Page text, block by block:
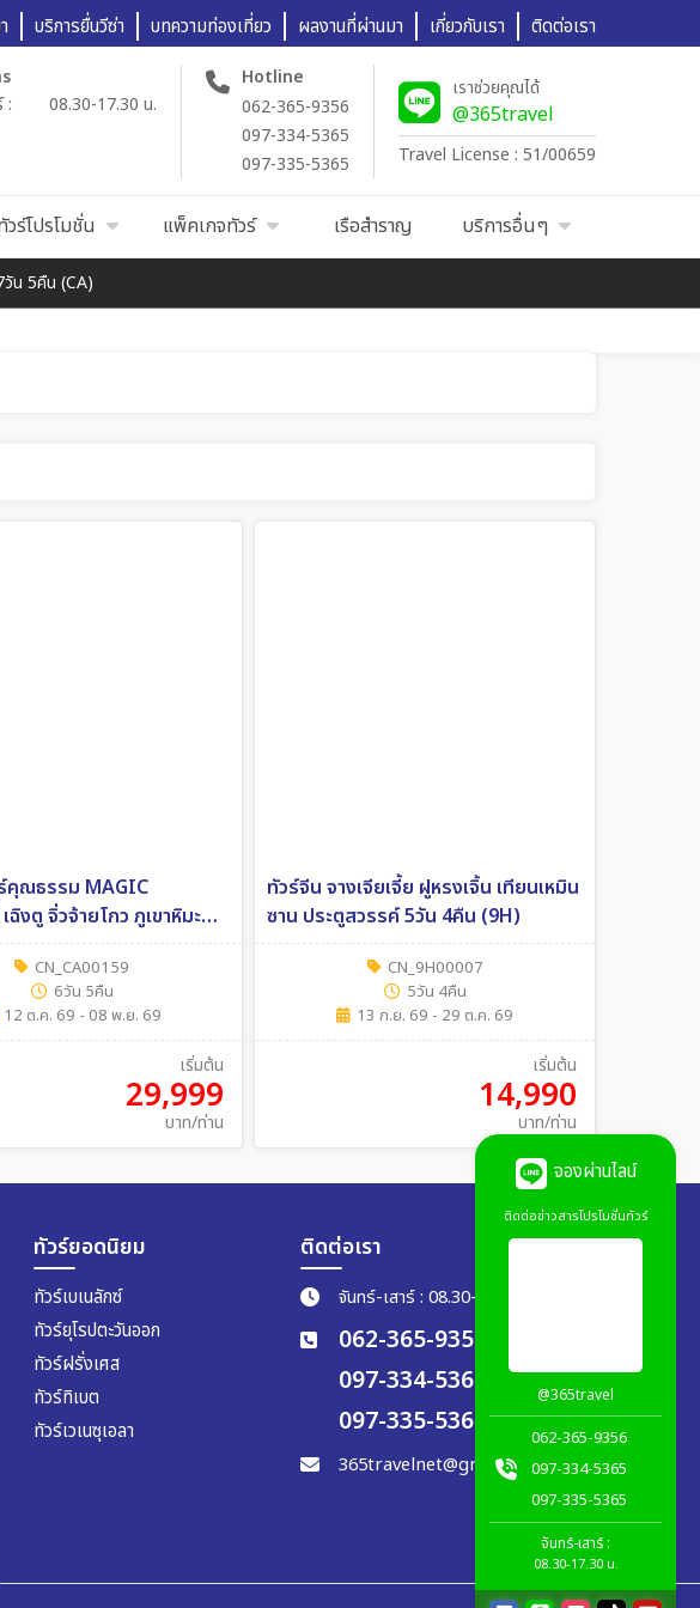
บริการยื่นวีซ่า บทความท่องเที่ยว ผลงานที่ผ่านมา เกี่ยวกับเรา ติดต่อเรา
:
08.30-17.30 น.
Hotline
062-365-9356
097-334-5365
097-335-5365
เราช่วยคุณได้
@365travel
Travel License : 51/00659
วร์โปรโมชั่น แพ็คเกจทัวร์ เรือสำราญ บริการอื่นๆ
น 5คืน (CA)
คุณธรรม MAGIC
ฉิงตู จิ่วจ้ายโกว ภูเขาหิมะ
ปิงชวน 6วัน 5คืน (CA)
CN_CA00159
6วัน 5คืน
12 ต.ค. 69 - 08 พ.ย. 69
เริ่มต้น
29,999
บาท/ท่าน
ทัวร์จีน จางเจียเจี้ย ฝูหรงเจิ้น เทียนเหมิน
ซาน ประตูสวรรค์ 5วัน 4คืน (9H)
CN_9H00007
5วัน 4คืน
13 ก.ย. 69 - 29 ต.ค. 69
เริ่มต้น
14,990
บาท/ท่าน
ทัวร์ยอดนิยม
ทัวร์เบเนลักซ์
ทัวร์ยุโรปตะวันออก
ทัวร์ฝรั่งเศส
ทัวร์ทิเบต
ทัวร์เวเนซุเอลา
ติดต่อเรา
จันทร์-เสาร์ : 08.30-17.30 น.
062-365-9356
097-334-5365
097-335-5365
365travelnet@gmail.com
จองผ่านไลน์
ติดต่อข่าวสารโปรโมชั่นทัวร์
@365travel
062-365-9356
097-334-5365
097-335-5365
จันทร์-เสาร์ :
08.30-17.30 น.